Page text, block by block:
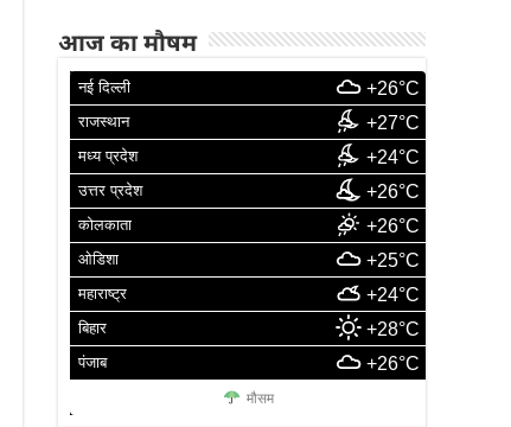
आज का मौषम
नई दिल्ली +26°C
राजस्थान +27°C
मध्य प्रदेश +24°C
उत्तर प्रदेश +26°C
कोलकाता +26°C
ओडिशा +25°C
महाराष्ट्र +24°C
बिहार +28°C
पंजाब +26°C
मौसम